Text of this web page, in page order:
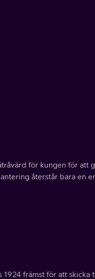
för kungen för att
återstår bara en
främst för att skicka